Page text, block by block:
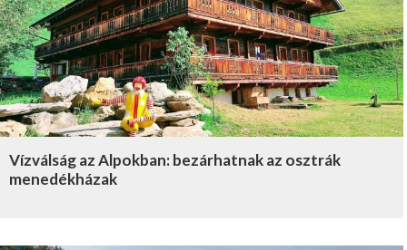
Vízválság az Alpokban: bezárhatnak az osztrák
menedékházak